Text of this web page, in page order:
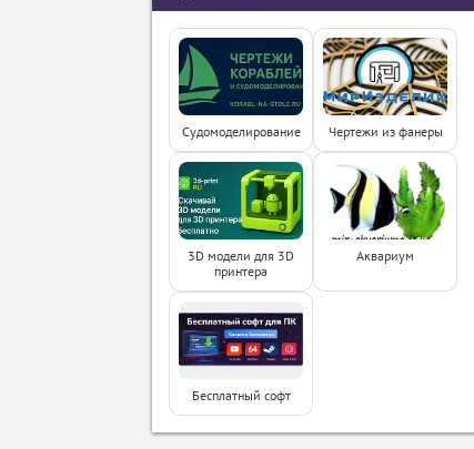
Судомоделирование Чертежи из фанеры
3D модели для 3D
принтера
Аквариум
Бесплатный софт